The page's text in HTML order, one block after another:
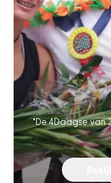
"De 4Daagse van